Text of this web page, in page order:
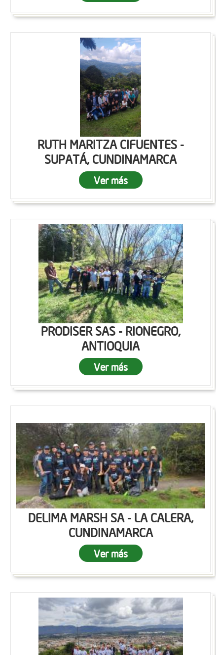
RUTH MARITZA CIFUENTES -
SUPATÁ, CUNDINAMARCA
Ver más
PRODISER SAS - RIONEGRO,
ANTIOQUIA
Ver más
DELIMA MARSH SA - LA CALERA,
CUNDINAMARCA
Ver más